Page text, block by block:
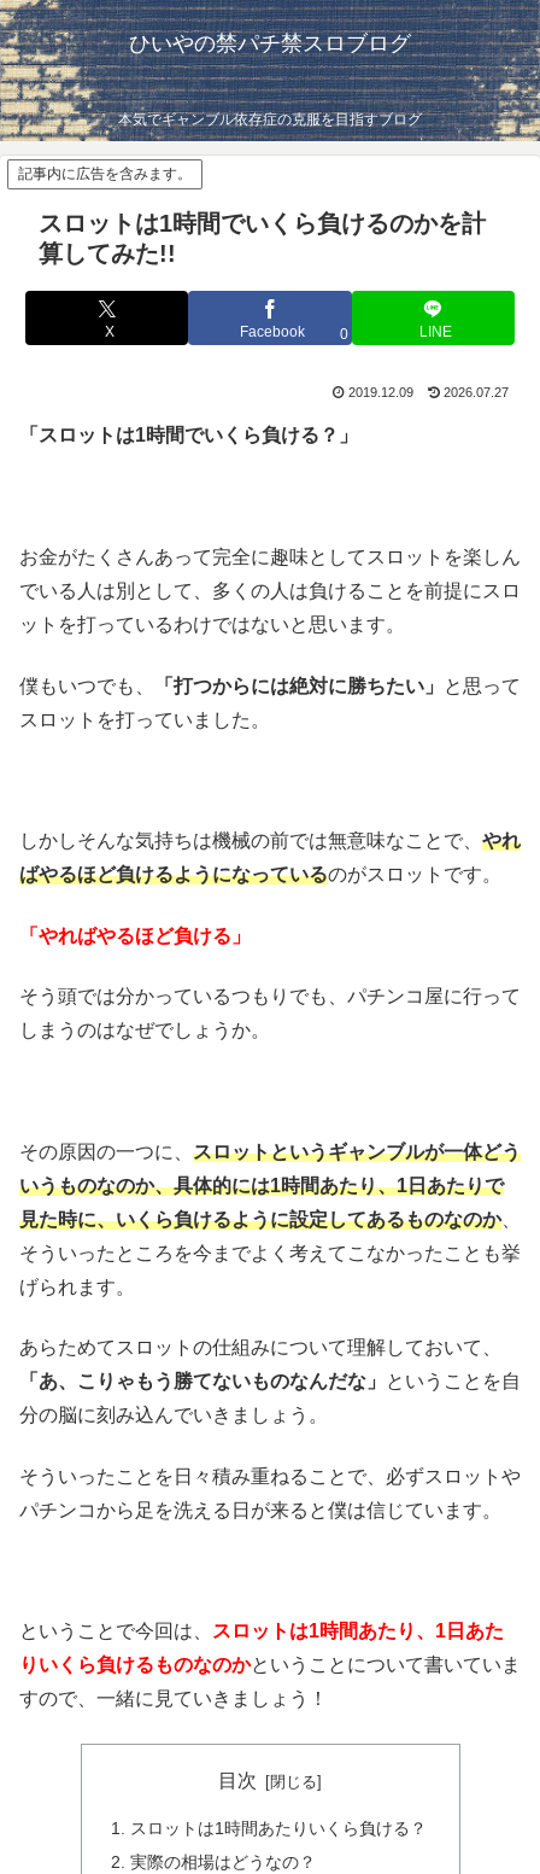
ひいやの禁パチ禁スロブログ
本気でギャンブル依存症の克服を目指すブログ
記事内に広告を含みます。
スロットは1時間でいくら負けるのかを計
算してみた!!
X Facebook 0 LINE
2019.12.09 2026.07.27
「スロットは1時間でいくら負ける？」
お金がたくさんあって完全に趣味としてスロットを楽しん
でいる人は別として、多くの人は負けることを前提にスロ
ットを打っているわけではないと思います。
僕もいつでも、 「打つからには絶対に勝ちたい」
と思って
スロットを打っていました。
しかしそんな気持ちは機械の前では無意味なことで、 やれ
ばやるほど負けるようになっているのがスロットです。
「やればやるほど負ける」
そう頭では分かっているつもりでも、パチンコ屋に行って
しまうのはなぜでしょうか。
その原因の一つに、 スロットというギャンブルが一体どう
いうものなのか、具体的には1時間あたり、1日あたりで
見た時に、いくら負けるように設定してあるものなのか、
そういったところを今までよく考えてこなかったことも挙
げられます。
あらためてスロットの仕組みについて理解しておいて、
「あ、こりゃもう勝てないものなんだな」
ということを自
分の脳に刻み込んでいきましょう。
そういったことを日々積み重ねることで、必ずスロットや
パチンコから足を洗える日が来ると僕は信じています。
ということで今回は、 スロットは1時間あたり、1日あた
りいくら負けるものなのかということについて書いていま
すので、一緒に見ていきましょう！
目次
スロットは1時間あたりいくら負ける？
実際の相場はどうなの？